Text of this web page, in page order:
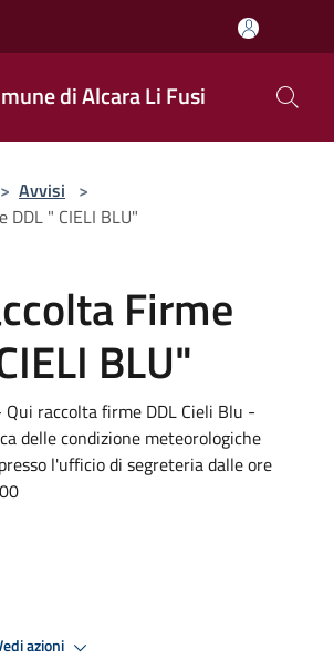
di Alcara Li Fusi
> Avvisi >
DDL " CIELI BLU"
Firme
BLU"
Qui raccolta firme DDL Cieli Blu -
delle condizione meteorologiche
l'ufficio di segreteria dalle ore
azioni